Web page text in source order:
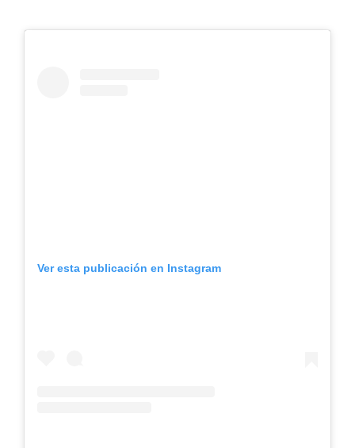
Ver esta publicación en Instagram